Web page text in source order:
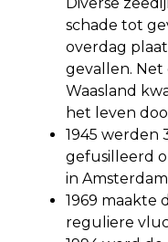
schade tot
overdag
gevallen. Net
Waasland
het leven
1945 werden
gefusilleerd
in
1969 maakte
reguliere